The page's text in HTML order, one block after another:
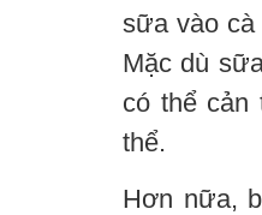
sữa vào cà
Mặc dù
có thể cản
thể.
Hơn nữa,